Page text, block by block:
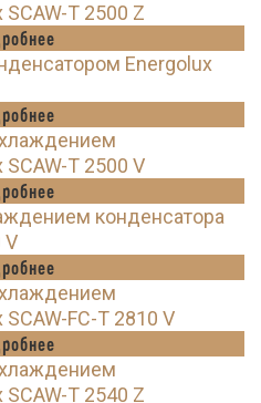
T 2500 Z
Energolux
T 2500 V
конденсатора
V
FC-T 2810 V
T 2540 Z